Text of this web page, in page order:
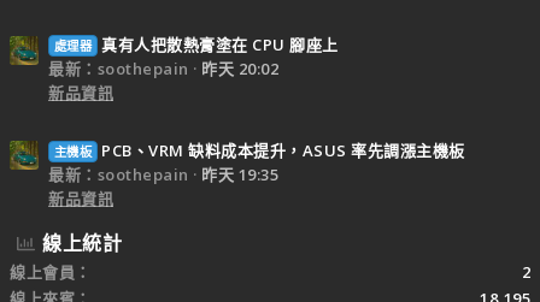
處理器 真有人把散熱膏塗在 CPU 腳座上
最新：soothepain
昨天 20:02
新品資訊
主機板
PCB、VRM 缺料成本提升，ASUS 率先調漲主機板
最新：soothepain
昨天 19:35
新品資訊
線上統計
線上會員
2